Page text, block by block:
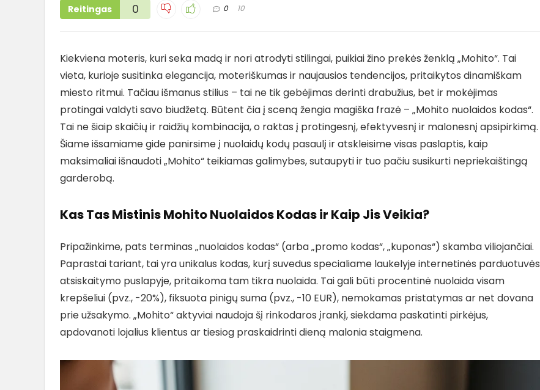
Reitingas 0 0 10
Kiekviena moteris, kuri seka madą ir nori atrodyti stilingai, puikiai žino prekės ženklą „Mohito“. Tai
vieta, kurioje susitinka elegancija, moteriškumas ir naujausios tendencijos, pritaikytos dinamiškam
miesto ritmui. Tačiau išmanus stilius – tai ne tik gebėjimas derinti drabužius, bet ir mokėjimas
protingai valdyti savo biudžetą. Būtent čia į sceną žengia magiška frazė – „Mohito nuolaidos kodas“.
Tai ne šiaip skaičių ir raidžių kombinacija, o raktas į protingesnį, efektyvesnį ir malonesnį apsipirkimą.
Šiame išsamiame gide panirsime į nuolaidų kodų pasaulį ir atskleisime visas paslaptis, kaip
maksimaliai išnaudoti „Mohito“ teikiamas galimybes, sutaupyti ir tuo pačiu susikurti nepriekaištingą
garderobą.
Kas Tas Mistinis Mohito Nuolaidos Kodas ir Kaip Jis Veikia?
Pripažinkime, pats terminas „nuolaidos kodas“ (arba „promo kodas“, „kuponas“) skamba viliojančiai.
Paprastai tariant, tai yra unikalus kodas, kurį suvedus specialiame laukelyje internetinės parduotuvės
atsiskaitymo puslapyje, pritaikoma tam tikra nuolaida. Tai gali būti procentinė nuolaida visam
krepšeliui (pvz., -20%), fiksuota pinigų suma (pvz., -10 EUR), nemokamas pristatymas ar net dovana
prie užsakymo. „Mohito“ aktyviai naudoja šį rinkodaros įrankį, siekdama paskatinti pirkėjus,
apdovanoti lojalius klientus ar tiesiog praskaidrinti dieną malonia staigmena.